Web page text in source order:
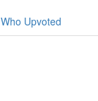
Who Upvoted